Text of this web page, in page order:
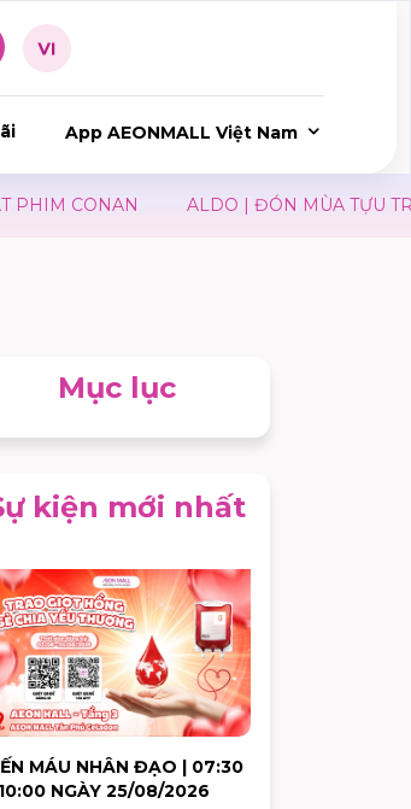
App AEONMALL Việt Nam
CONAN ALDO | ĐÓN MÙA TỰU
Mục lục
kiện mới nhất
MÁU NHÂN ĐẠO | 07:30
NGÀY 25/08/2026